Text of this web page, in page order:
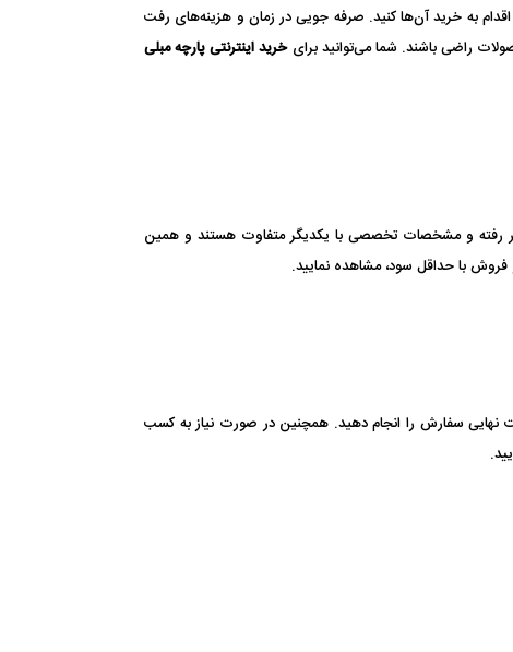
اقدام به خرید آن‌ها کنید. صرفه جویی در زمان و هزینه‌های رفت
راضی باشند. شما می‌توانید برای خرید اینترنتی پارچه مبلی
کار رفته و مشخصات تخصصی با یکدیگر متفاوت هستند و همین
با حداقل سود، مشاهده نمایید.
نهایی سفارش را انجام دهید. همچنین در صورت نیاز به کسب